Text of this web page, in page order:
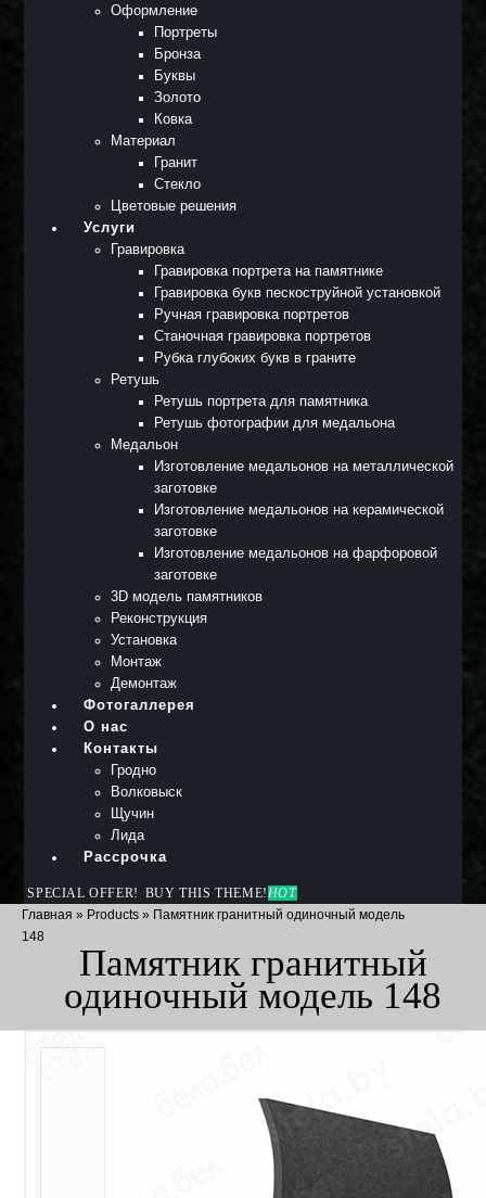
Оформление
Портреты
Бронза
Буквы
Золото
Ковка
Материал
Гранит
Стекло
Цветовые решения
Услуги
Гравировка
Гравировка портрета на памятнике
Гравировка букв пескоструйной установкой
Ручная гравировка портретов
Станочная гравировка портретов
Рубка глубоких букв в граните
Ретушь
Ретушь портрета для памятника
Ретушь фотографии для медальона
Медальон
Изготовление медальонов на металлической
заготовке
Изготовление медальонов на керамической
заготовке
Изготовление медальонов на фарфоровой
заготовке
3D модель памятников
Реконструкция
Установка
Монтаж
Демонтаж
Фотогаллерея
О нас
Контакты
Гродно
Волковыск
Щучин
Лида
Рассрочка
SPECIAL OFFER! BUY THIS THEME!HOT
Главная » Products » Памятник гранитный одиночный модель
148
Памятник гранитный
одиночный модель 148